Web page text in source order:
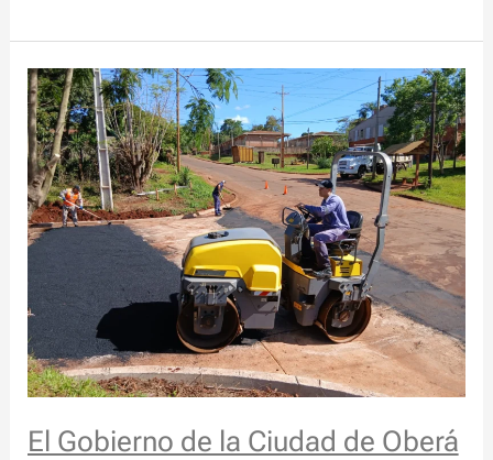
El Gobierno de la Ciudad de Oberá
El
Gobierno
de
la
Ciudad
de
Oberá
con
mejoras
de
obras
en